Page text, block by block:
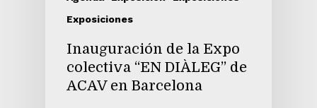
Exposiciones
Inauguración de la Expo
colectiva “EN DIÀLEG” de
ACAV en Barcelona